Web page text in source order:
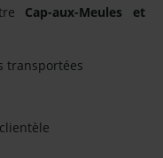
Cap-aux-Meules et
transportées